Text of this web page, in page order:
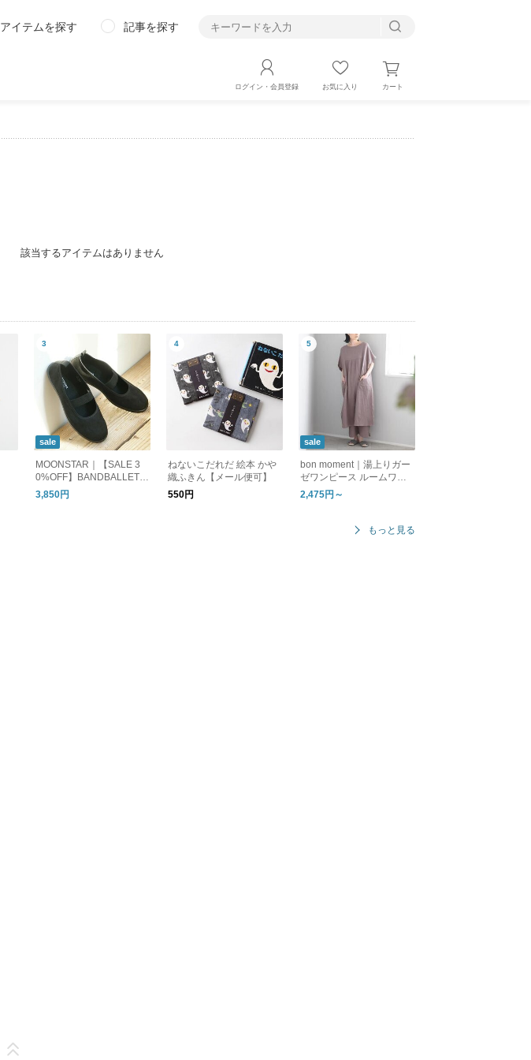
アイテムを探す 記事を探す
ログイン・会員登録 お気に入り カート
該当するアイテムはありません
sale
MOONSTAR｜【SALE 3
0%OFF】BANDBALLET
バンドバレー バレーシュ
ーズ フラットシューズ ba
3,850円
ねないこだれだ 絵本 かや
織ふきん【メール便可】
550円
sale
bon moment｜湯上りガー
ゼワンピース ルームワン
ピース
2,475円～
もっと見る